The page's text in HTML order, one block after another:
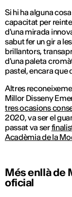
Si hi ha alguna
capacitat per
d'una mirada
sabut fer un gir a
brillantors,
d'una paleta
pastel, encara que
Altres
Millor Disseny
tres ocasions
2020, va ser el
passat va ser
Acadèmia de la
Més enllà de
oficial